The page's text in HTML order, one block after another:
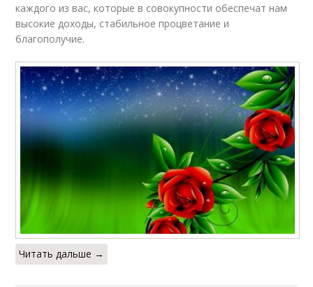
каждого из вас, которые в совокупности обеспечат нам
высокие доходы, стабильное процветание и
благополучие.
Читать дальше →